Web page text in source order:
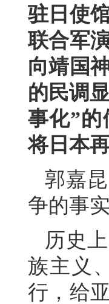
驻日使
联合军
向靖国
的民调
事化”
将日本
郭嘉
争的事
历史
族主义
行，给